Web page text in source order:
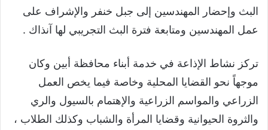
البث وإحضار المهندسين إلى جبل خنفر والإشراف على
عمل المهندسين ومتابعة فترة البث التجريبي لها آنذاك .
تركز نشاط الإذاعة في خدمة أبناء محافظة أبين وكان
موجهاً نحو القضايا المحلية وخاصة فيما يخص العمل
الزراعي والمواسم الزراعية والإهتمام بالسيول والري
والثروة الحيوانية وقضايا المرأة والشباب وكذلك الطلاب ،